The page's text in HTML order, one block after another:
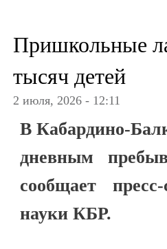
Пришкольные
тысяч детей
2 июля, 2026 - 12:11
В Кабардино-
дневным
сообщает
науки КБР.